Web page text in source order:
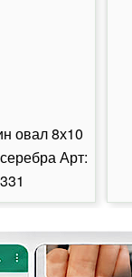
овал 8х10
Арт: